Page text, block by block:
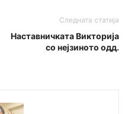
Следната статија
Наставничката Викторија
со нејзиното одд.